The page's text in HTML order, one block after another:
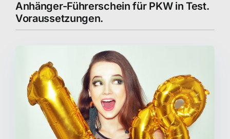
Anhänger-Führerschein für PKW in Test.
Voraussetzungen.